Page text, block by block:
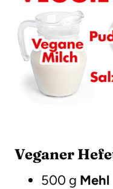
Veganer
500 g Mehl